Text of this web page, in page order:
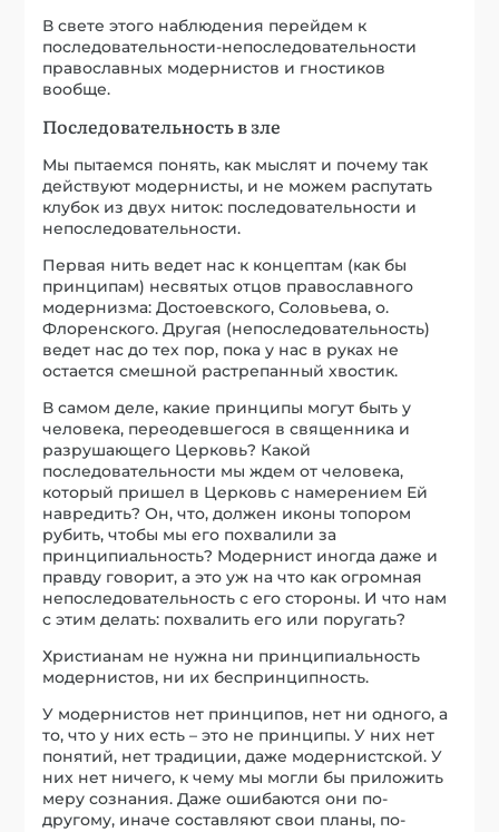
В свете этого наблюдения перейдем к
последовательности-непоследовательности
православных модернистов и гностиков
вообще.
Последовательность в зле
Мы пытаемся понять, как мыслят и почему так
действуют модернисты, и не можем распутать
клубок из двух ниток: последовательности и
непоследовательности.
Первая нить ведет нас к концептам (как бы
принципам) несвятых отцов православного
модернизма: Достоевского, Соловьева, о.
Флоренского. Другая (непоследовательность)
ведет нас до тех пор, пока у нас в руках не
остается смешной растрепанный хвостик.
В самом деле, какие принципы могут быть у
человека, переодевшегося в священника и
разрушающего Церковь? Какой
последовательности мы ждем от человека,
который пришел в Церковь с намерением Ей
навредить? Он, что, должен иконы топором
рубить, чтобы мы его похвалили за
принципиальность? Модернист иногда даже и
правду говорит, а это уж на что как огромная
непоследовательность с его стороны. И что нам
с этим делать: похвалить его или поругать?
Христианам не нужна ни принципиальность
модернистов, ни их беспринципность.
У модернистов нет принципов, нет ни одного, а
то, что у них есть – это не принципы. У них нет
понятий, нет традиции, даже модернистской. У
них нет ничего, к чему мы могли бы приложить
меру сознания. Даже ошибаются они по-
другому, иначе составляют свои планы, по-